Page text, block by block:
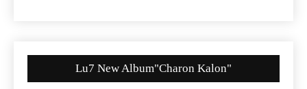
Lu7 New Album"Charon Kalon"